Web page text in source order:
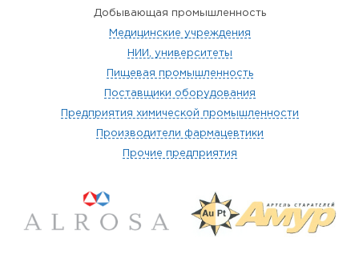
Добывающая промышленность
Медицинские учреждения
НИИ, университеты
Пищевая промышленность
Поставщики оборудования
Предприятия химической промышленности
Производители фармацевтики
Прочие предприятия